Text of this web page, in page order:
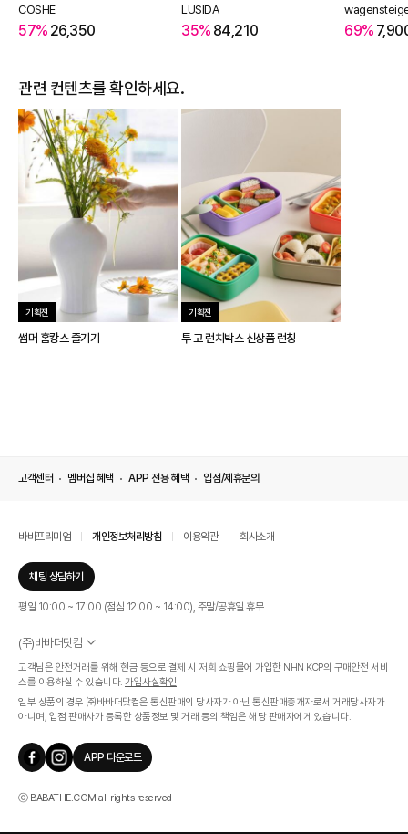
COSHE
57% 26,350
LUSIDA
35% 84,210 69%
관련 컨텐츠를 확인하세요.
기획전
썸머 홈캉스 즐기기
기획전
투 고 런치박스 신상품 런칭
고객센터 멤버십 혜택 APP 전용 혜택 입점/제휴문의
바바프리미엄 개인정보처리방침 이용약관 회사소개
채팅 상담하기
평일 10:00 ~ 17:00 (점심 12:00 ~ 14:00), 주말/공휴일 휴무
(주)바바더닷컴
서울특별시 서초구 신반포로 339, 논현빌딩 (대표이사 : 문인식)
사업자 등록번호 569-86-01308
통신판매업신고번호 제 2019 - 서울 서초 - 1268호
개인정보관리책임자 : 김효영
인증범위
온라인 쇼핑몰 서비스(바바더닷컴)
유효기간
2024.07.17 ~ 2027.07.16
고객님은 안전거래를 위해 현금 등으로 결제 시 저희 쇼핑몰에 가입한 NHN KCP의 구매안전 서비
스를 이용하실 수 있습니다. 가입사실확인
일부 상품의 경우 ㈜바바더닷컴은 통신판매의 당사자가 아닌 통신판매중개자로서 거래당사자가
아니며, 입점 판매사가 등록한 상품정보 및 거래 등의 책임은 해당 판매자에게 있습니다.
APP 다운로드
ⓒ BABATHE.COM all rights reserved